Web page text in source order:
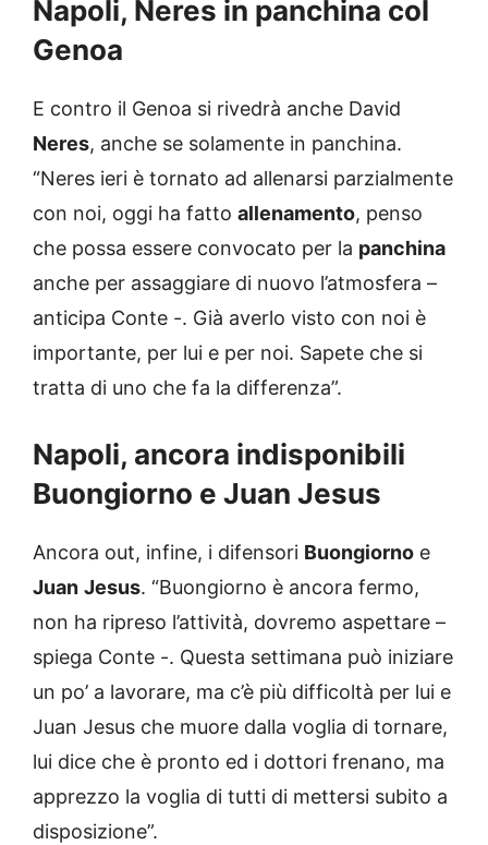
Napoli, Neres in panchina col
Genoa
E contro il Genoa si rivedrà anche David
Neres, anche se solamente in panchina.
“Neres ieri è tornato ad allenarsi parzialmente
con noi, oggi ha fatto allenamento, penso
che possa essere convocato per la panchina
anche per assaggiare di nuovo l’atmosfera –
anticipa Conte -. Già averlo visto con noi è
importante, per lui e per noi. Sapete che si
tratta di uno che fa la differenza”.
Napoli, ancora indisponibili
Buongiorno e Juan Jesus
Ancora out, infine, i difensori Buongiorno e
Juan Jesus. “Buongiorno è ancora fermo,
non ha ripreso l’attività, dovremo aspettare –
spiega Conte -. Questa settimana può iniziare
un po’ a lavorare, ma c’è più difficoltà per lui e
Juan Jesus che muore dalla voglia di tornare,
lui dice che è pronto ed i dottori frenano, ma
apprezzo la voglia di tutti di mettersi subito a
disposizione”.